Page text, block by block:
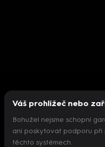
Nepodařilo se
Váš prohlížeč nebo
Bohužel nejsme schopni
ani poskytovat podporu při
těchto systémech.